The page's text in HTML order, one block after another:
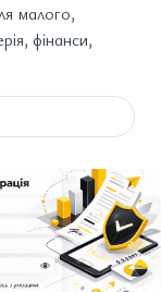
малого,
фінанси,